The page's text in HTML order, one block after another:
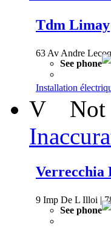
Tdm Limay
63 Av Andre
See phone
Installation
V Not
Verrecchia
9 Imp De L Illoi |
See phone